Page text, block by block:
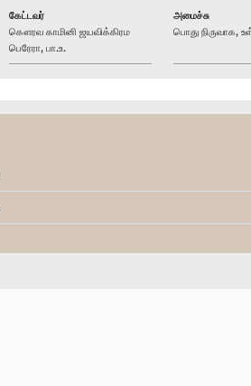
கேட்டவர்
கௌரவ காமினி ஜயவிக்கிரம
பெரேரா, பா.உ.
அமைச்சு
பொது நிருவாக,